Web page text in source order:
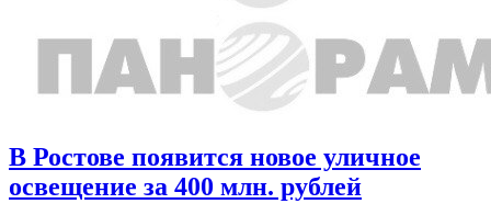
В Ростове появится новое уличное
освещение за 400 млн. рублей